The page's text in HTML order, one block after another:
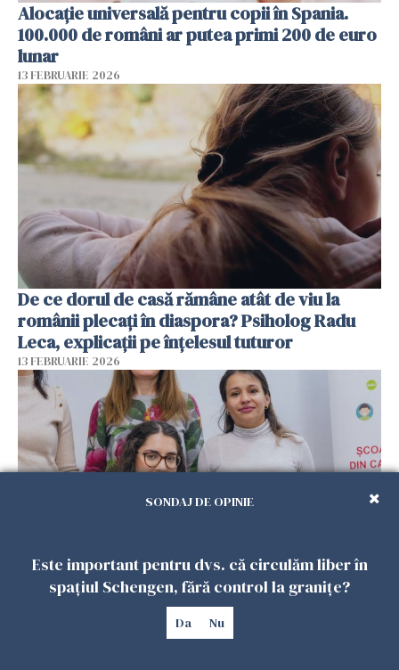
Alocație universală pentru copii în Spania.
100.000 de români ar putea primi 200 de euro
lunar
13 FEBRUARIE 2026
De ce dorul de casă rămâne atât de viu la
românii plecați în diaspora? Psiholog Radu
Leca, explicații pe înțelesul tuturor
13 FEBRUARIE 2026
Viața tot mai scumpă din Spania schimbă
planurile românilor. Mulți se gândesc să
SONDAJ DE OPINIE
Este important pentru dvs. că circulăm liber în
spațiul Schengen, fără control la granițe?
Da Nu